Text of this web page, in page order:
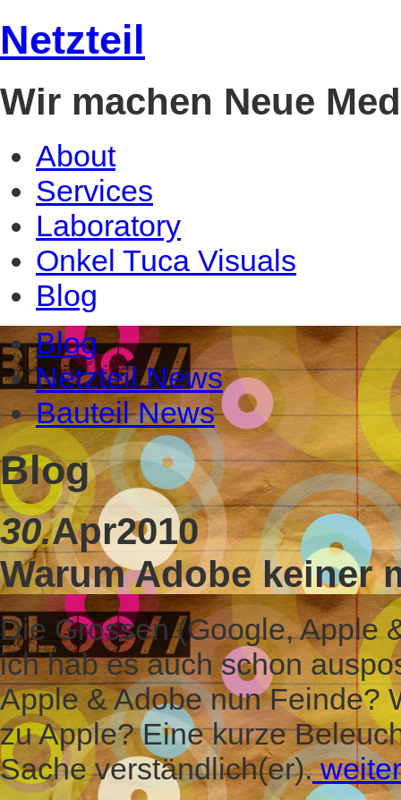
Netzteil
Wir machen Neue
About
Services
Laboratory
Onkel Tuca Visuals
Blog
Blog
Netzteil News
Bauteil News
Blog
30.Apr2010
Warum Adobe keiner
Die Grossen (Google, Apple
ich hab es auch schon
Apple & Adobe nun Feinde?
zu Apple? Eine kurze
Sache verständlich(er).